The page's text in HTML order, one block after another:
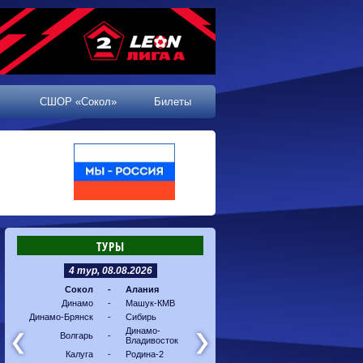
СШОР «Сокол» Билеты
ТУРЫ
4 тур, 08.08.2026
Сокол -
Алания
Динамо
-
Машук-КМВ
Динамо-Брянск
-
Сибирь
Волгарь
-
Динамо-
Владивосток
Калуга
- Родина-2
Сибирь